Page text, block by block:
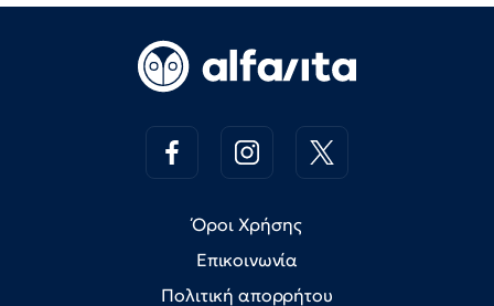
Όροι Χρήσης
Επικοινωνία
Πολιτική απορρήτου